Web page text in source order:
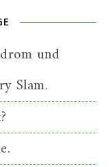
und
Slam.